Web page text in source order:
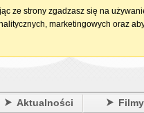
Aktualności Filmy
ze strony zgadzasz się na
marketingowych oraz